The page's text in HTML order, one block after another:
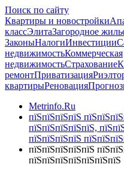
Поиск по сайту
Квартиры и новостройки
классЭлитаЗагородное
ЗаконыНалогиИнвестиции
недвижимостьКоммерческая
недвижимостьСтрахование
ремонтПриватизация
квартирыРеновация
Metrinfo.Ru
пїЅпїЅпїЅпїЅ
пїЅпїЅпїЅпїЅпїЅ,
пїЅпїЅпїЅпїЅ
пїЅпїЅпїЅпїЅпїЅ
пїЅпїЅпїЅпїЅпїЅпїЅпїЅ